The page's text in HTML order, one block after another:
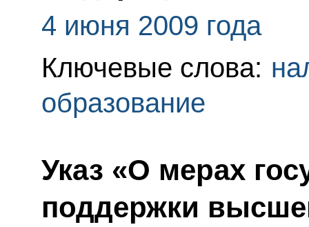
4 июня 2009 года
Ключевые слова:
образование
Указ «О мерах
поддержки